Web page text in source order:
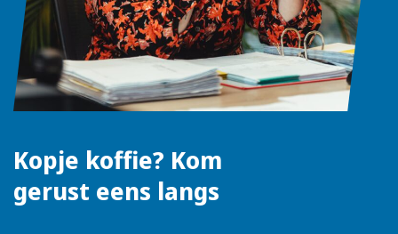
Kopje koffie? Kom
gerust eens langs